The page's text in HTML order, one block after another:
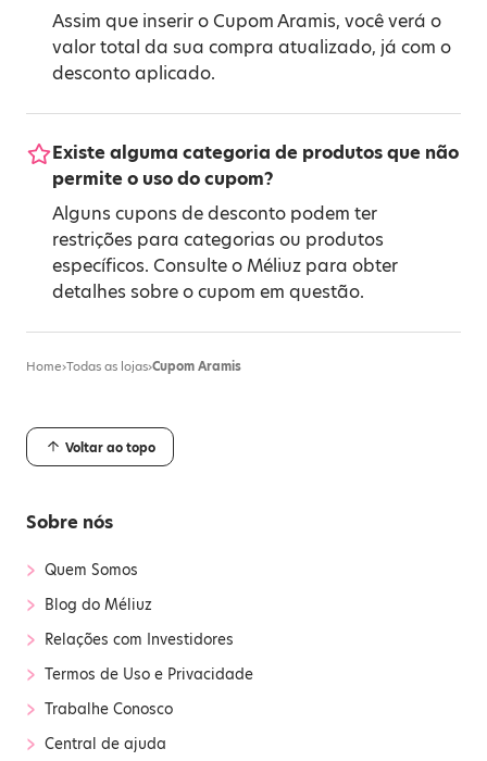
Assim que inserir o Cupom Aramis, você verá o
valor total da sua compra atualizado, já com o
desconto aplicado.
Existe alguma categoria de produtos que não
permite o uso do cupom?
Alguns cupons de desconto podem ter
restrições para categorias ou produtos
específicos. Consulte o Méliuz para obter
detalhes sobre o cupom em questão.
Home›Todas as lojas›Cupom Aramis
Voltar ao topo
Sobre nós
› Quem Somos
› Blog do Méliuz
› Relações com Investidores
› Termos de Uso e Privacidade
› Trabalhe Conosco
› Central de ajuda